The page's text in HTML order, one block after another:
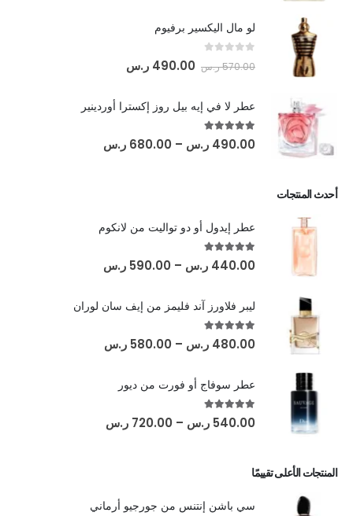
لو مال اليكسير برفيوم
570.00ر.س 490.00 ر.س
عطر لا في إيه بيل روز إكسترا أوردينير
5.00
out of 5
490.00 ر.س –
680.00 ر.س
أحدث المنتجات
عطر إيدول أو دو تواليت من لانكوم
5.00
out of 5
440.00 ر.س –
590.00 ر.س
ليبر فلاورز آند فليمز من إيف سان لوران
5.00
out of 5
480.00 ر.س –
580.00 ر.س
عطر سوفاج أو فورت من ديور
5.00
out of 5
540.00 ر.س –
720.00 ر.س
المنتجات الأعلى تقييمًا
سي باشن إنتنس من جورجيو أرماني